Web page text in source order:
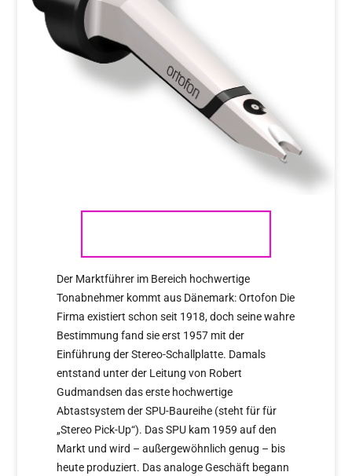
Der Marktführer im Bereich hochwertige
Tonabnehmer kommt aus Dänemark: Ortofon Die
Firma existiert schon seit 1918, doch seine wahre
Bestimmung fand sie erst 1957 mit der
Einführung der Stereo-Schallplatte. Damals
entstand unter der Leitung von Robert
Gudmandsen das erste hochwertige
Abtastsystem der SPU-Baureihe (steht für für
„Stereo Pick-Up“). Das SPU kam 1959 auf den
Markt und wird – außergewöhnlich genug – bis
heute produziert. Das analoge Geschäft begann